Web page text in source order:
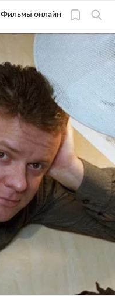
Фильмы онлайн